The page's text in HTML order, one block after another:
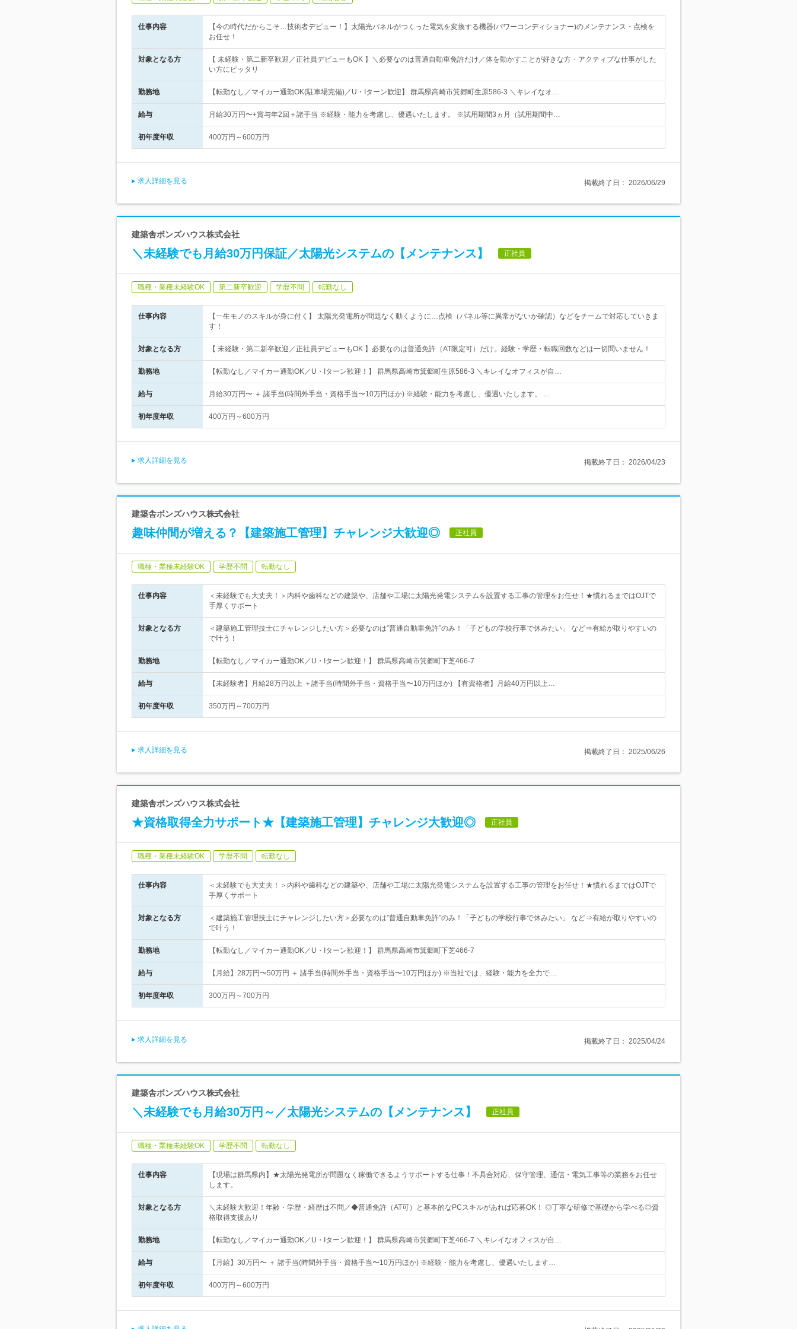
仕事内容
【今の時代だからこそ…技術者デビュー！】太陽光パネルがつくった電気を変換する機器(パワーコンディショナー)のメンテナンス・点検を
お任せ！
対象となる方
【 未経験・第二新卒歓迎／正社員デビューもOK 】＼必要なのは普通自動車免許だけ／体を動かすことが好きな方・アクティブな仕事がした
い方にピッタリ
勤務地 【転勤なし／マイカー通勤OK(駐車場完備)／U・Iターン歓迎】 群馬県高崎市箕郷町生原586-3 ＼キレイなオ…
給与 月給30万円〜+賞与年2回＋諸手当 ※経験・能力を考慮し、優遇いたします。 ※試用期間3ヵ月（試用期間中…
初年度年収 400万円～600万円
求人詳細を見る 掲載終了日： 2026/06/29
建築舎ボンズハウス株式会社
＼未経験でも月給30万円保証／太陽光システムの【メンテナンス】 正社員
職種・業種未経験OK 第二新卒歓迎 学歴不問 転勤なし
仕事内容
【一生モノのスキルが身に付く】 太陽光発電所が問題なく動くように…点検（パネル等に異常がないか確認）などをチームで対応していきま
す！
対象となる方 【 未経験・第二新卒歓迎／正社員デビューもOK 】必要なのは普通免許（AT限定可）だけ。経験・学歴・転職回数などは一切問いません！
勤務地 【転勤なし／マイカー通勤OK／U・Iターン歓迎！】 群馬県高崎市箕郷町生原586-3 ＼キレイなオフィスが自…
給与 月給30万円〜 ＋ 諸手当(時間外手当・資格手当〜10万円ほか) ※経験・能力を考慮し、優遇いたします。 …
初年度年収 400万円～600万円
求人詳細を見る 掲載終了日： 2026/04/23
建築舎ボンズハウス株式会社
趣味仲間が増える？【建築施工管理】チャレンジ大歓迎◎ 正社員
職種・業種未経験OK 学歴不問 転勤なし
仕事内容
＜未経験でも大丈夫！＞内科や歯科などの建築や、店舗や工場に太陽光発電システムを設置する工事の管理をお任せ！★慣れるまではOJTで
手厚くサポート
対象となる方
＜建築施工管理技士にチャレンジしたい方＞必要なのは”普通自動車免許”のみ！「子どもの学校行事で休みたい」 など⇒有給が取りやすいの
で叶う！
勤務地 【転勤なし／マイカー通勤OK／U・Iターン歓迎！】 群馬県高崎市箕郷町下芝466-7
給与 【未経験者】月給28万円以上 ＋諸手当(時間外手当・資格手当〜10万円ほか) 【有資格者】月給40万円以上…
初年度年収 350万円～700万円
求人詳細を見る 掲載終了日： 2025/06/26
建築舎ボンズハウス株式会社
★資格取得全力サポート★【建築施工管理】チャレンジ大歓迎◎ 正社員
職種・業種未経験OK 学歴不問 転勤なし
仕事内容
＜未経験でも大丈夫！＞内科や歯科などの建築や、店舗や工場に太陽光発電システムを設置する工事の管理をお任せ！★慣れるまではOJTで
手厚くサポート
対象となる方
＜建築施工管理技士にチャレンジしたい方＞必要なのは”普通自動車免許”のみ！「子どもの学校行事で休みたい」 など⇒有給が取りやすいの
で叶う！
勤務地 【転勤なし／マイカー通勤OK／U・Iターン歓迎！】 群馬県高崎市箕郷町下芝466-7
給与 【月給】28万円〜50万円 ＋ 諸手当(時間外手当・資格手当〜10万円ほか) ※当社では、経験・能力を全力で…
初年度年収 300万円～700万円
求人詳細を見る 掲載終了日： 2025/04/24
建築舎ボンズハウス株式会社
＼未経験でも月給30万円～／太陽光システムの【メンテナンス】 正社員
職種・業種未経験OK 学歴不問 転勤なし
仕事内容
【現場は群馬県内】★太陽光発電所が問題なく稼働できるようサポートする仕事！不具合対応、保守管理、通信・電気工事等の業務をお任せ
します。
対象となる方
＼未経験大歓迎！年齢・学歴・経歴は不問／◆普通免許（AT可）と基本的なPCスキルがあれば応募OK！ ◎丁寧な研修で基礎から学べる◎資
格取得支援あり
勤務地 【転勤なし／マイカー通勤OK／U・Iターン歓迎！】 群馬県高崎市箕郷町下芝466-7 ＼キレイなオフィスが自…
給与 【月給】30万円〜 ＋ 諸手当(時間外手当・資格手当〜10万円ほか) ※経験・能力を考慮し、優遇いたします…
初年度年収 400万円～600万円